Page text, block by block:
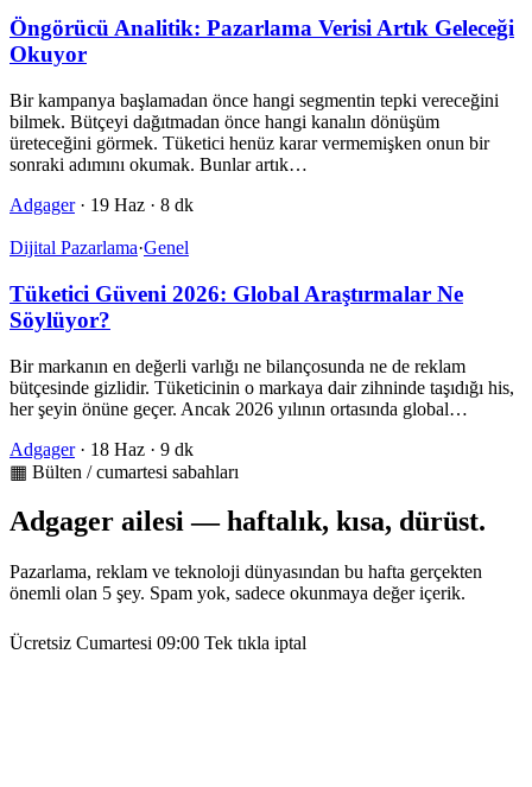
Öngörücü Analitik: Pazarlama Verisi Artık Geleceği
Okuyor
Bir kampanya başlamadan önce hangi segmentin tepki vereceğini
bilmek. Bütçeyi dağıtmadan önce hangi kanalın dönüşüm
üreteceğini görmek. Tüketici henüz karar vermemişken onun bir
sonraki adımını okumak. Bunlar artık…
Adgager · 19 Haz · 8 dk
Dijital Pazarlama·Genel
Tüketici Güveni 2026: Global Araştırmalar Ne
Söylüyor?
Bir markanın en değerli varlığı ne bilançosunda ne de reklam
bütçesinde gizlidir. Tüketicinin o markaya dair zihninde taşıdığı his,
her şeyin önüne geçer. Ancak 2026 yılının ortasında global…
Adgager · 18 Haz · 9 dk
▦ Bülten / cumartesi sabahları
Adgager ailesi — haftalık, kısa, dürüst.
Pazarlama, reklam ve teknoloji dünyasından bu hafta gerçekten
önemli olan 5 şey. Spam yok, sadece okunmaya değer içerik.
Ücretsiz Cumartesi 09:00 Tek tıkla iptal